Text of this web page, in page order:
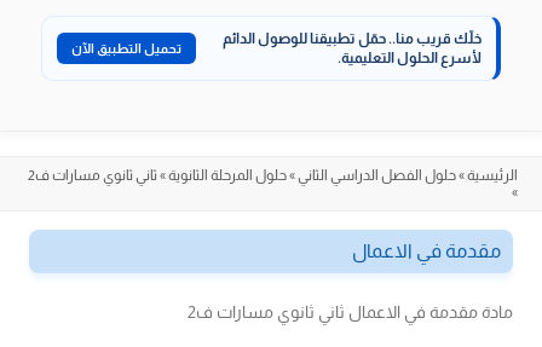
خلّك قريب منا.. حمّل تطبيقنا للوصول الدائم
لأسرع الحلول التعليمية.
تحميل التطبيق الآن
الرئيسية»حلول الفصل الدراسي الثاني»حلول المرحلة الثانوية» ثاني ثانوي مسارات ف2
»
مقدمة في الاعمال
مادة مقدمة في الاعمال ثاني ثانوي مسارات ف2